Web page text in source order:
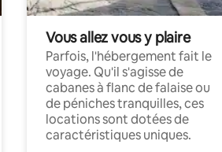
Vous allez vous y plaire
Parfois, l'hébergement fait le
voyage. Qu'il s'agisse de
cabanes à flanc de falaise ou
de péniches tranquilles, ces
locations sont dotées de
caractéristiques uniques.